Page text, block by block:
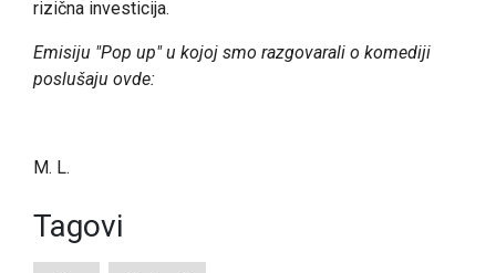
rizična investicija.
Emisiju "Pop up" u kojoj smo razgovarali o komediji
poslušaju ovde:
M. L.
Tagovi